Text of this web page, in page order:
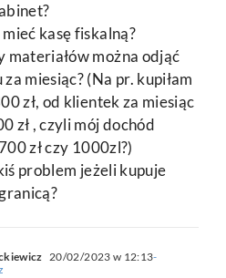
kasę fiskalną?
materiałów można odjąć
miesiąc? (Na pr. kupiłam
zł, od klientek za miesiąc
zł , czyli mój dochód
zł czy 1000zl?)
problem jeżeli kupuje
20/02/2023 w 12:13-